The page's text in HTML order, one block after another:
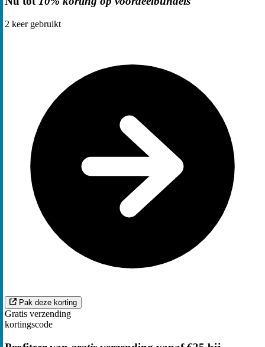
2 keer gebruikt
Pak deze korting
Gratis verzending
kortingscode